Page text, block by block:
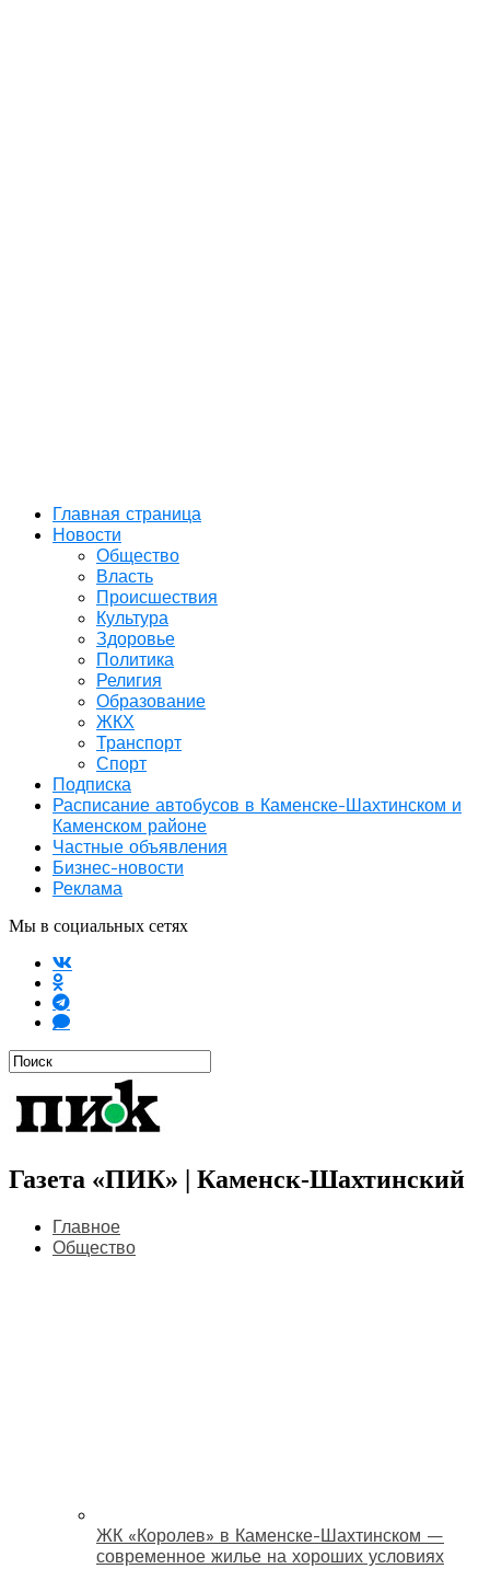
Главная страница
Новости
Общество
Власть
Происшествия
Культура
Здоровье
Политика
Религия
Образование
ЖКХ
Транспорт
Спорт
Подписка
Расписание автобусов в Каменске-Шахтинском и
Каменском районе
Частные объявления
Бизнес-новости
Реклама
Мы в социальных сетях
Газета «ПИК» | Каменск-Шахтинский
Главное
Общество
ЖК «Королев» в Каменске-Шахтинском —
современное жилье на хороших условиях